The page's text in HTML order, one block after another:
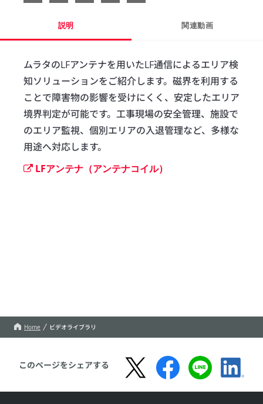
説明 関連動画
ムラタのLFアンテナを用いたLF通信によるエリア検
知ソリューションをご紹介します。磁界を利用する
ことで障害物の影響を受けにくく、安定したエリア
境界判定が可能です。工事現場の安全管理、施設で
のエリア監視、個別エリアの入退管理など、多様な
用途へ対応します。
LFアンテナ（アンテナコイル）
Home ビデオライブラリ
このページをシェアする